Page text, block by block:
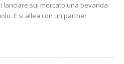
lanciare sul mercato una bevanda
E si allea con un partner